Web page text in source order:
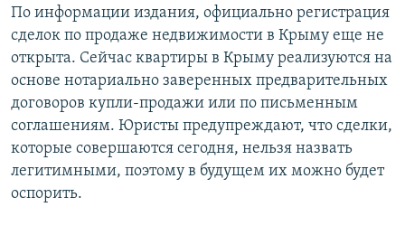
По информации издания, официально регистрация
сделок по продаже недвижимости в Крыму еще не
открыта. Сейчас квартиры в Крыму реализуются на
основе нотариально заверенных предварительных
договоров купли-продажи или по письменным
соглашениям. Юристы предупреждают, что сделки,
которые совершаются сегодня, нельзя назвать
легитимными, поэтому в будущем их можно будет
оспорить.